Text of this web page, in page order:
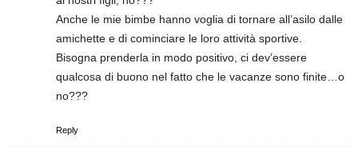
Anche le mie bimbe hanno voglia di tornare all’asilo dalle
amichette e di cominciare le loro attività sportive.
Bisogna prenderla in modo positivo, ci dev’essere
qualcosa di buono nel fatto che le vacanze sono finite…o
no???
Reply